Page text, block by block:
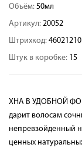
Объём: 50мл
Артикул: 20052
Штрихкод:
Штук в коробке: 15
ХНА В УДОБНОЙ
дарит волосам
непревзойденный
ценных